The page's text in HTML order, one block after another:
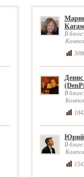
В блоге:
В блоге:
Юрий
В блоге: